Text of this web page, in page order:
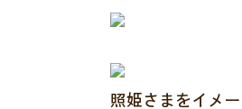
照姫さまをイメ